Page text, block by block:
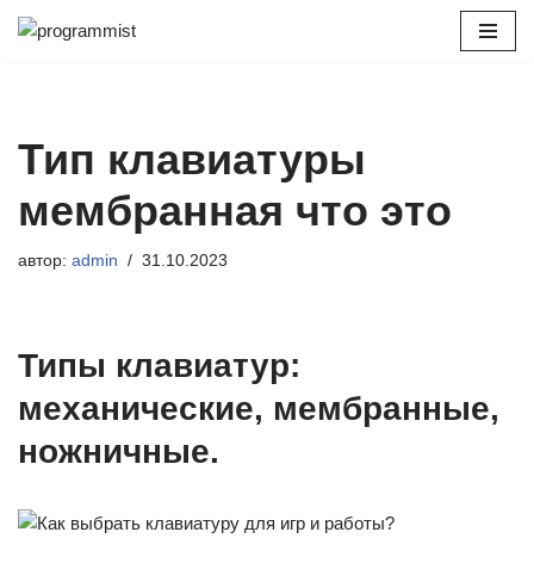
Тип клавиатуры
мембранная что это
автор: admin 31.10.2023
Типы клавиатур:
механические, мембранные,
ножничные.